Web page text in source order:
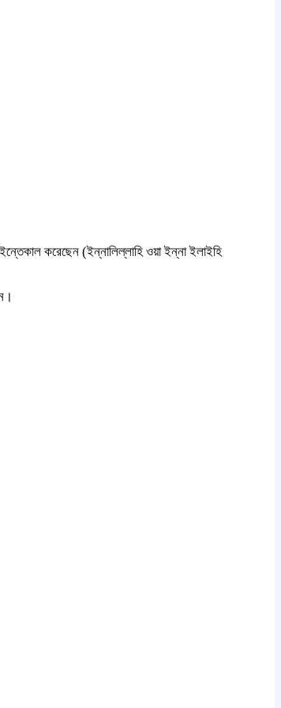
করেছেন (ইন্নালিল্লাহি ওয়া ইন্না ইলাইহি